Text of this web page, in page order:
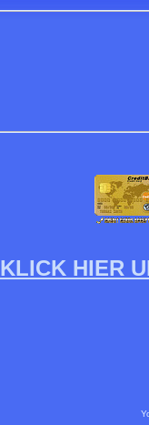
KLICK HIER